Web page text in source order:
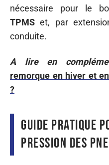
nécessaire pour le
TPMS et, par
conduite.
A lire en
remorque en hiver et
?
Guide pratique
pression des